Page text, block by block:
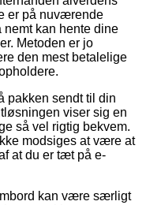
er på nuværende
kan hente dine
Metoden er jo
den mest betalelige
pakken sendt til din
viser sig en
så vel rigtig bekvem.
modsiges at være at
at du er tæt på e-
kan være særligt